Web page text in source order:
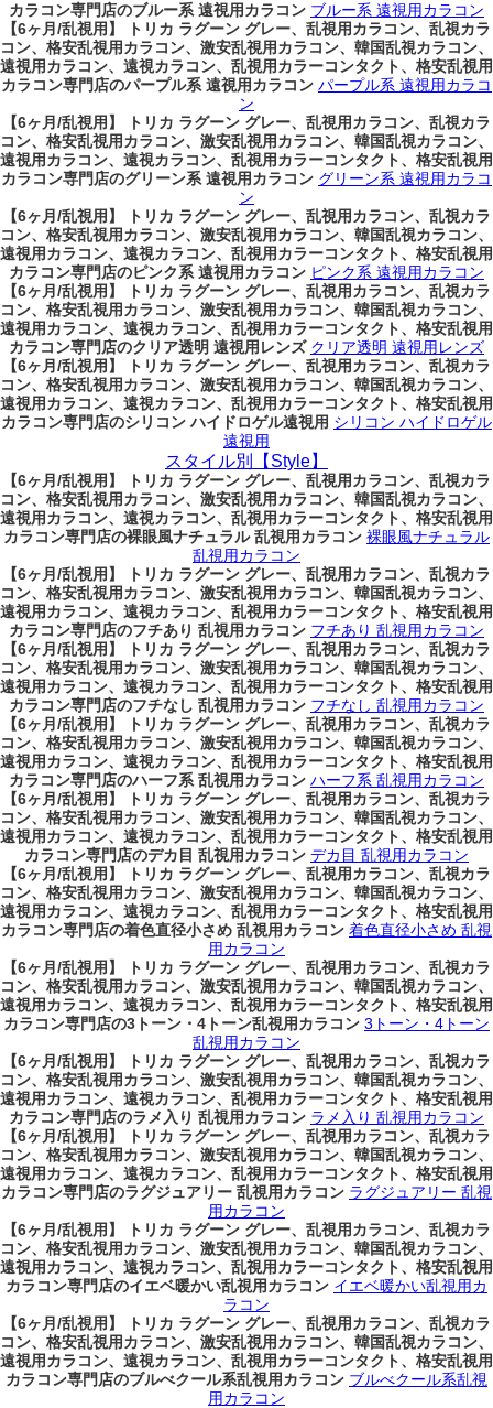
カラコン専門店のブルー系 遠視用カラコン ブルー系 遠視用カラコン
【6ヶ月/乱視用】 トリカ ラグーン グレー、乱視用カラコン、乱視カラ
コン、格安乱視用カラコン、激安乱視用カラコン、韓国乱視カラコン、
遠視用カラコン、遠視カラコン、乱視用カラーコンタクト、格安乱視用
カラコン専門店のパープル系 遠視用カラコン パープル系 遠視用カラコ
ン
【6ヶ月/乱視用】 トリカ ラグーン グレー、乱視用カラコン、乱視カラ
コン、格安乱視用カラコン、激安乱視用カラコン、韓国乱視カラコン、
遠視用カラコン、遠視カラコン、乱視用カラーコンタクト、格安乱視用
カラコン専門店のグリーン系 遠視用カラコン グリーン系 遠視用カラコ
ン
【6ヶ月/乱視用】 トリカ ラグーン グレー、乱視用カラコン、乱視カラ
コン、格安乱視用カラコン、激安乱視用カラコン、韓国乱視カラコン、
遠視用カラコン、遠視カラコン、乱視用カラーコンタクト、格安乱視用
カラコン専門店のピンク系 遠視用カラコン ピンク系 遠視用カラコン
【6ヶ月/乱視用】 トリカ ラグーン グレー、乱視用カラコン、乱視カラ
コン、格安乱視用カラコン、激安乱視用カラコン、韓国乱視カラコン、
遠視用カラコン、遠視カラコン、乱視用カラーコンタクト、格安乱視用
カラコン専門店のクリア透明 遠視用レンズ クリア透明 遠視用レンズ
【6ヶ月/乱視用】 トリカ ラグーン グレー、乱視用カラコン、乱視カラ
コン、格安乱視用カラコン、激安乱視用カラコン、韓国乱視カラコン、
遠視用カラコン、遠視カラコン、乱視用カラーコンタクト、格安乱視用
カラコン専門店のシリコン ハイドロゲル遠視用 シリコン ハイドロゲル
遠視用
スタイル別【Style】
【6ヶ月/乱視用】 トリカ ラグーン グレー、乱視用カラコン、乱視カラ
コン、格安乱視用カラコン、激安乱視用カラコン、韓国乱視カラコン、
遠視用カラコン、遠視カラコン、乱視用カラーコンタクト、格安乱視用
カラコン専門店の裸眼風ナチュラル 乱視用カラコン 裸眼風ナチュラル
乱視用カラコン
【6ヶ月/乱視用】 トリカ ラグーン グレー、乱視用カラコン、乱視カラ
コン、格安乱視用カラコン、激安乱視用カラコン、韓国乱視カラコン、
遠視用カラコン、遠視カラコン、乱視用カラーコンタクト、格安乱視用
カラコン専門店のフチあり 乱視用カラコン フチあり 乱視用カラコン
【6ヶ月/乱視用】 トリカ ラグーン グレー、乱視用カラコン、乱視カラ
コン、格安乱視用カラコン、激安乱視用カラコン、韓国乱視カラコン、
遠視用カラコン、遠視カラコン、乱視用カラーコンタクト、格安乱視用
カラコン専門店のフチなし 乱視用カラコン フチなし 乱視用カラコン
【6ヶ月/乱視用】 トリカ ラグーン グレー、乱視用カラコン、乱視カラ
コン、格安乱視用カラコン、激安乱視用カラコン、韓国乱視カラコン、
遠視用カラコン、遠視カラコン、乱視用カラーコンタクト、格安乱視用
カラコン専門店のハーフ系 乱視用カラコン ハーフ系 乱視用カラコン
【6ヶ月/乱視用】 トリカ ラグーン グレー、乱視用カラコン、乱視カラ
コン、格安乱視用カラコン、激安乱視用カラコン、韓国乱視カラコン、
遠視用カラコン、遠視カラコン、乱視用カラーコンタクト、格安乱視用
カラコン専門店のデカ目 乱視用カラコン デカ目 乱視用カラコン
【6ヶ月/乱視用】 トリカ ラグーン グレー、乱視用カラコン、乱視カラ
コン、格安乱視用カラコン、激安乱視用カラコン、韓国乱視カラコン、
遠視用カラコン、遠視カラコン、乱視用カラーコンタクト、格安乱視用
カラコン専門店の着色直径小さめ 乱視用カラコン 着色直径小さめ 乱視
用カラコン
【6ヶ月/乱視用】 トリカ ラグーン グレー、乱視用カラコン、乱視カラ
コン、格安乱視用カラコン、激安乱視用カラコン、韓国乱視カラコン、
遠視用カラコン、遠視カラコン、乱視用カラーコンタクト、格安乱視用
カラコン専門店の3トーン・4トーン乱視用カラコン 3トーン・4トーン
乱視用カラコン
【6ヶ月/乱視用】 トリカ ラグーン グレー、乱視用カラコン、乱視カラ
コン、格安乱視用カラコン、激安乱視用カラコン、韓国乱視カラコン、
遠視用カラコン、遠視カラコン、乱視用カラーコンタクト、格安乱視用
カラコン専門店のラメ入り 乱視用カラコン ラメ入り 乱視用カラコン
【6ヶ月/乱視用】 トリカ ラグーン グレー、乱視用カラコン、乱視カラ
コン、格安乱視用カラコン、激安乱視用カラコン、韓国乱視カラコン、
遠視用カラコン、遠視カラコン、乱視用カラーコンタクト、格安乱視用
カラコン専門店のラグジュアリー 乱視用カラコン ラグジュアリー 乱視
用カラコン
【6ヶ月/乱視用】 トリカ ラグーン グレー、乱視用カラコン、乱視カラ
コン、格安乱視用カラコン、激安乱視用カラコン、韓国乱視カラコン、
遠視用カラコン、遠視カラコン、乱視用カラーコンタクト、格安乱視用
カラコン専門店のイエベ暖かい乱視用カラコン イエベ暖かい乱視用カ
ラコン
【6ヶ月/乱視用】 トリカ ラグーン グレー、乱視用カラコン、乱視カラ
コン、格安乱視用カラコン、激安乱視用カラコン、韓国乱視カラコン、
遠視用カラコン、遠視カラコン、乱視用カラーコンタクト、格安乱視用
カラコン専門店のブルべクール系乱視用カラコン ブルべクール系乱視
用カラコン